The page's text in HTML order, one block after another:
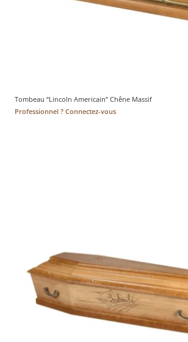
Tombeau “Lincoln Americain” Chêne Massif
Professionnel ? Connectez-vous